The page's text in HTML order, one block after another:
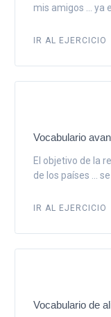
mis amigos ... ya
IR AL EJERCICIO
Vocabulario
El objetivo de la
de los países ... se
IR AL EJERCICIO
Vocabulario de